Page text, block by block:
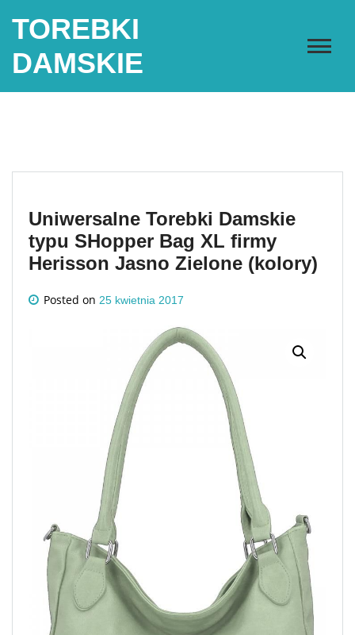
TOREBKI
DAMSKIE
Uniwersalne Torebki Damskie
typu SHopper Bag XL firmy
Herisson Jasno Zielone (kolory)
Posted on 25 kwietnia 2017